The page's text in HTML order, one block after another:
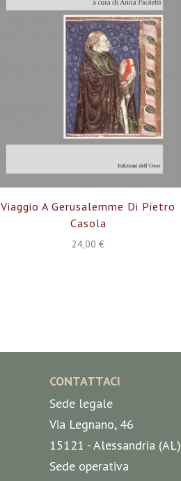
Viaggio A Gerusalemme Di Pietro
Casola
24,00 €
CONTATTACI
Sede legale
Via Legnano, 46
15121 - Alessandria (AL)
Sede operativa